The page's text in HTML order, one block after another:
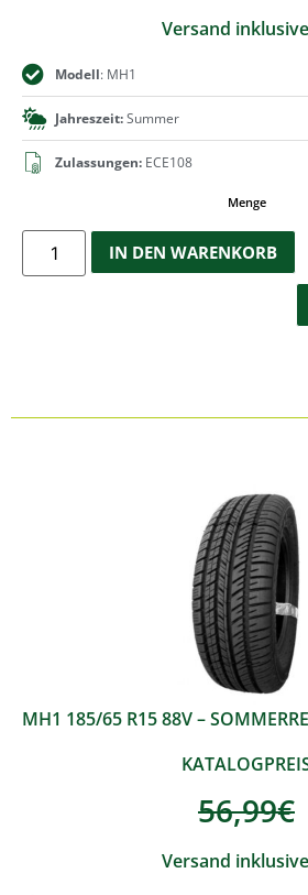
Versand inklusive
Modell: MH1
Jahreszeit:Summer
Zulassungen: ECE108
Menge
IN DEN WARENKORB
MH1 185/65 R15 88V –
56,99€
Versand inklusive